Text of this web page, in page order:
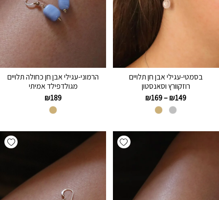
בסמטי-עגילי אבן חן תלויים
רוזקוורץ וסאנסטון
₪149
–
₪169
הרמוני-עגילי אבן חן כחולה תלויים
מגולדפילד אמיתי
₪189
Add wishlist